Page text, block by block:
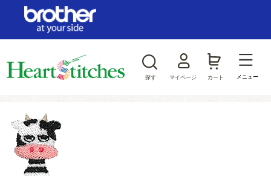
探す マイページ カート メニュー
ログイン/新規会員登録
ジャンルから探す